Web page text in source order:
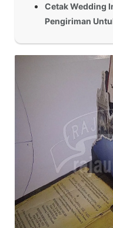
Cetak Wedding
Pengiriman